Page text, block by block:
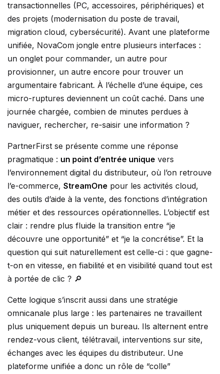
transactionnelles (PC, accessoires, périphériques) et
des projets (modernisation du poste de travail,
migration cloud, cybersécurité). Avant une plateforme
unifiée, NovaCom jongle entre plusieurs interfaces :
un onglet pour commander, un autre pour
provisionner, un autre encore pour trouver un
argumentaire fabricant. À l’échelle d’une équipe, ces
micro-ruptures deviennent un coût caché. Dans une
journée chargée, combien de minutes perdues à
naviguer, rechercher, re-saisir une information ?
PartnerFirst se présente comme une réponse
pragmatique : un point d’entrée unique vers
l’environnement digital du distributeur, où l’on retrouve
l’e-commerce, StreamOne pour les activités cloud,
des outils d’aide à la vente, des fonctions d’intégration
métier et des ressources opérationnelles. L’objectif est
clair : rendre plus fluide la transition entre “je
découvre une opportunité” et “je la concrétise”. Et la
question qui suit naturellement est celle-ci : que gagne-
t-on en vitesse, en fiabilité et en visibilité quand tout est
à portée de clic ? 🔎
Cette logique s’inscrit aussi dans une stratégie
omnicanale plus large : les partenaires ne travaillent
plus uniquement depuis un bureau. Ils alternent entre
rendez-vous client, télétravail, interventions sur site,
échanges avec les équipes du distributeur. Une
plateforme unifiée a donc un rôle de “colle”